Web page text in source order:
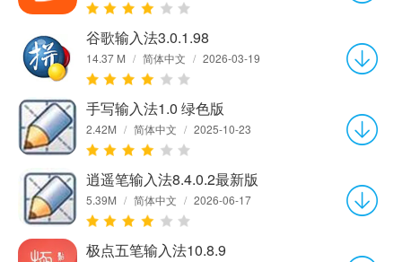
谷歌输入法3.0.1.98
14.37 M / 简体中文 / 2026-03-19
手写输入法1.0 绿色版
2.42M / 简体中文 / 2025-10-23
逍遥笔输入法8.4.0.2最新版
5.39M / 简体中文 / 2026-06-17
极点五笔输入法10.8.9